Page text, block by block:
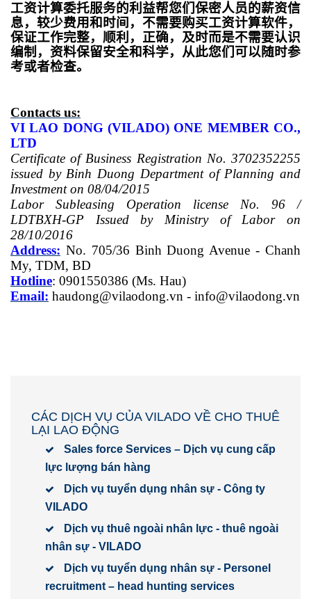
工资计算委托服务的利益帮您们保密人员的薪资信
息，较少费用和时间，不需要购买工资计算软件，
保证工作完整，顺利，正确，及时而是不需要认识
编制，资料保留安全和科学，从此您们可以随时参
考或者检查。
Contacts us:
VI LAO DONG (VILADO) ONE MEMBER CO.,
LTD
Certificate of Business Registration No. 3702352255
issued by Binh Duong Department of Planning and
Investment on 08/04/2015
Labor Subleasing Operation license No. 96 /
LDTBXH-GP Issued by Ministry of Labor on
28/10/2016
Address: No. 705/36 Binh Duong Avenue - Chanh
My, TDM, BD
Hotline: 0901550386 (Ms. Hau)
Email: haudong@vilaodong.vn - info@vilaodong.vn
CÁC DỊCH VỤ CỦA VILADO VỀ CHO THUÊ
LẠI LAO ĐỘNG
Sales force Services – Dịch vụ cung cấp
lực lượng bán hàng
Dịch vụ tuyển dụng nhân sự - Công ty
VILADO
Dịch vụ thuê ngoài nhân lực - thuê ngoài
nhân sự - VILADO
Dịch vụ tuyển dụng nhân sự - Personel
recruitment – head hunting services